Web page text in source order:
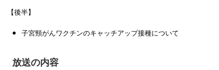
【後半】
子宮頸がんワクチンのキャッチアップ接種について
放送の内容